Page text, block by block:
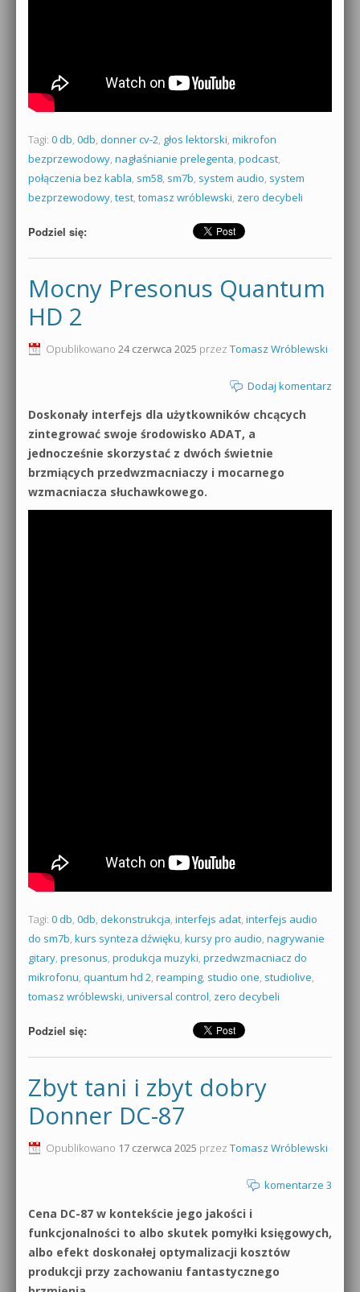
Tagi: 0 db, 0db, donner cv-2, głos lektorski, mikrofon
bezprzewodowy, nagłaśnianie prelegenta, podcast,
połączenia bez kabla, sm58, sm7b, system audio, system
bezprzewodowy, test, tomasz wróblewski, zero decybeli
Podziel się:
Mocny Presonus Quantum
HD 2
Opublikowano 24 czerwca 2025 przez Tomasz Wróblewski
Dodaj komentarz
Doskonały interfejs dla użytkowników chcących
zintegrować swoje środowisko ADAT, a
jednocześnie skorzystać z dwóch świetnie
brzmiących przedwzmacniaczy i mocarnego
wzmacniacza słuchawkowego.
Tagi: 0 db, 0db, dekonstrukcja, interfejs adat, interfejs audio
do sm7b, kurs synteza dźwięku, kursy pro audio, nagrywanie
gitary, presonus, produkcja muzyki, przedwzmacniacz do
mikrofonu, quantum hd 2, reamping, studio one, studiolive,
tomasz wróblewski, universal control, zero decybeli
Podziel się:
Zbyt tani i zbyt dobry
Donner DC-87
Opublikowano 17 czerwca 2025 przez Tomasz Wróblewski
komentarze 3
Cena DC-87 w kontekście jego jakości i
funkcjonalności to albo skutek pomyłki księgowych,
albo efekt doskonałej optymalizacji kosztów
produkcji przy zachowaniu fantastycznego